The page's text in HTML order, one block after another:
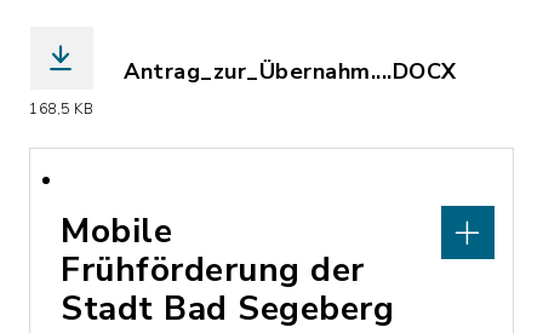
168,5 KB
Antrag_zur_Übernahm....DOCX
Mobile
Frühförderung der
Stadt Bad Segeberg